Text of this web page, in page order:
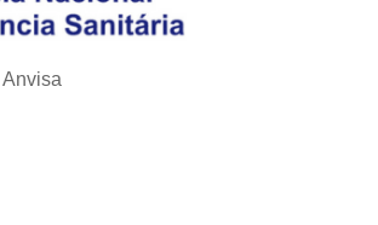
Anvisa